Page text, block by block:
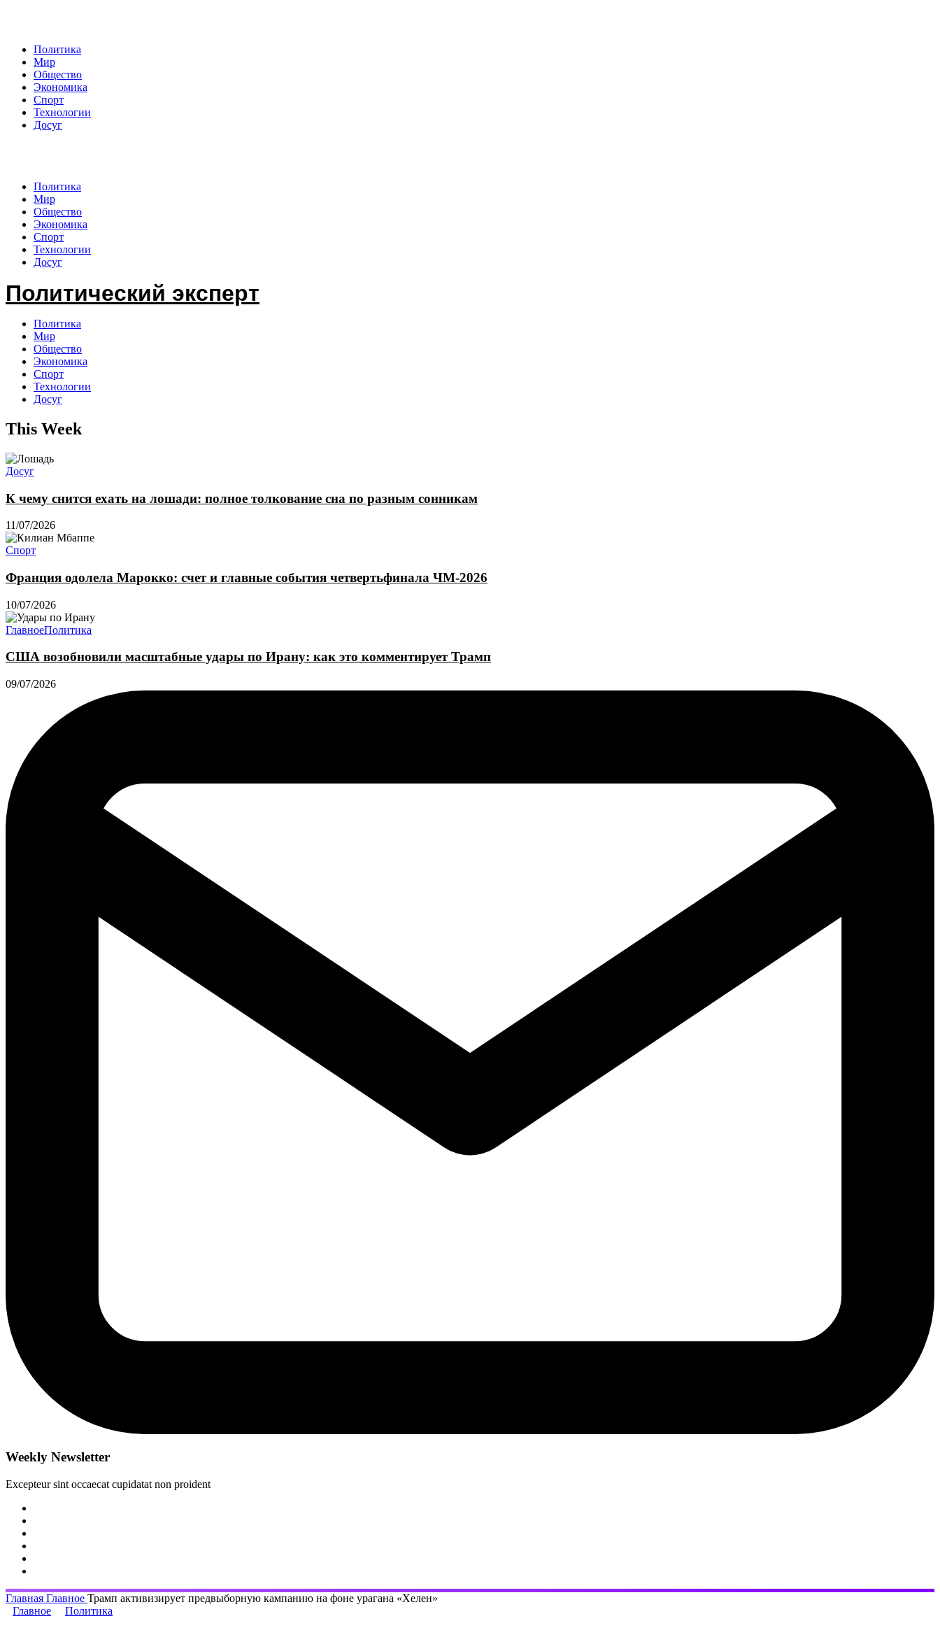
Политика
Мир
Общество
Экономика
Спорт
Технологии
Досуг
Политика
Мир
Общество
Экономика
Спорт
Технологии
Досуг
Политический эксперт
Политика
Мир
Общество
Экономика
Спорт
Технологии
Досуг
This Week
Досуг
К чему снится ехать на лошади: полное толкование сна по разным сонникам
11/07/2026
Спорт
Франция одолела Марокко: счет и главные события четвертьфинала ЧМ-2026
10/07/2026
ГлавноеПолитика
США возобновили масштабные удары по Ирану: как это комментирует Трамп
09/07/2026
Weekly Newsletter
Excepteur sint occaecat cupidatat non proident
Главная Главное Трамп активизирует предвыборную кампанию на фоне урагана «Хелен»
Главное
Политика